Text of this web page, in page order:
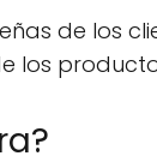
de los
los